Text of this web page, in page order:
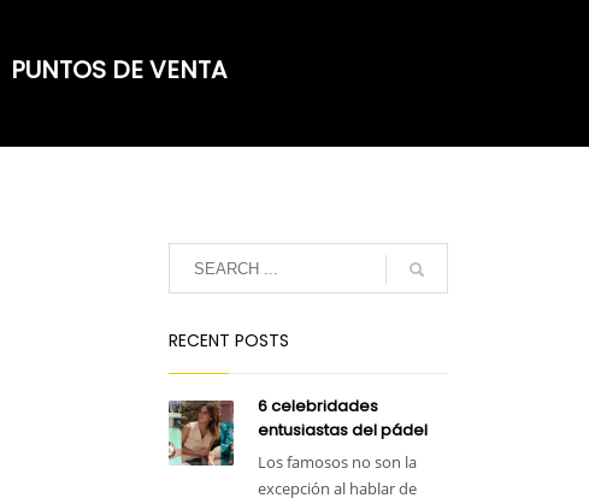
PUNTOS DE VENTA
RECENT POSTS
6 celebridades
entusiastas del pádel
Los famosos no son la
excepción al hablar de